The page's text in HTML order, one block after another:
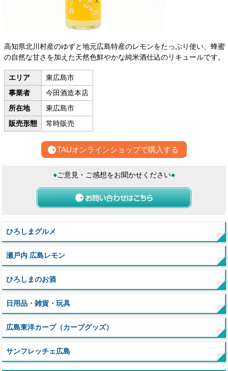
高知県北川村産のゆずと地元広島特産のレモンをたっぷり使い、蜂蜜
の自然な甘さを加えた天然色鮮やかな純米酒仕込のリキュールです。
エリア
東広島市
事業者
今田酒造本店
所在地
東広島市
販売形態
常時販売
TAUオンラインショップで購入する
●ご意見・ご感想をお聞かせください●
ひろしまグルメ
瀬戸内 広島レモン
ひろしまのお酒
日用品・雑貨・玩具
広島東洋カープ（カープグッズ）
サンフレッチェ広島